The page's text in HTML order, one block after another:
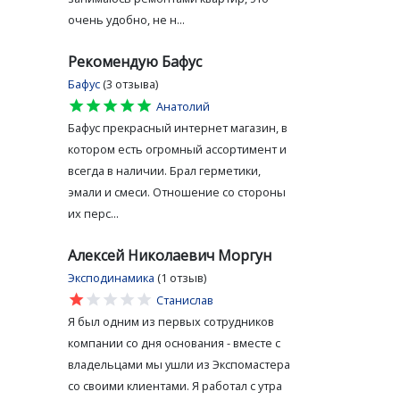
очень удобно, не н...
Рекомендую Бафус
Бафус (3 отзыва)
star
star
star
star
star
Анатолий
Бафус прекрасный интернет магазин, в
котором есть огромный ассортимент и
всегда в наличии. Брал герметики,
эмали и смеси. Отношение со стороны
их перс...
Алексей Николаевич Моргун
Эксподинамика (1 отзыв)
star
star
star
star
star
Станислав
Я был одним из первых сотрудников
компании со дня основания - вместе с
владельцами мы ушли из Экспомастера
со своими клиентами. Я работал с утра